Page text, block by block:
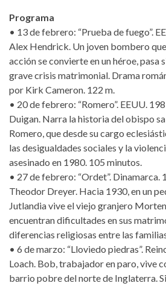
Programa
• 13 de febrero: “Prueba de fuego”.
Alex Hendrick. Un joven bombero
acción se convierte en un héroe, pasa
grave crisis matrimonial. Drama
por Kirk Cameron. 122 m.
• 20 de febrero: “Romero”. EEUU.
Duigan. Narra la historia del obispo
Romero, que desde su cargo
las desigualdades sociales y la
asesinado en 1980. 105 minutos.
• 27 de febrero: “Ordet”.
Theodor Dreyer. Hacia 1930, en un
Jutlandia vive el viejo granjero
encuentran dificultades en sus
diferencias religiosas entre las
• 6 de marzo: “Lloviedo piedras”.
Loach. Bob, trabajador en paro, vive
barrio pobre del norte de Inglaterra.